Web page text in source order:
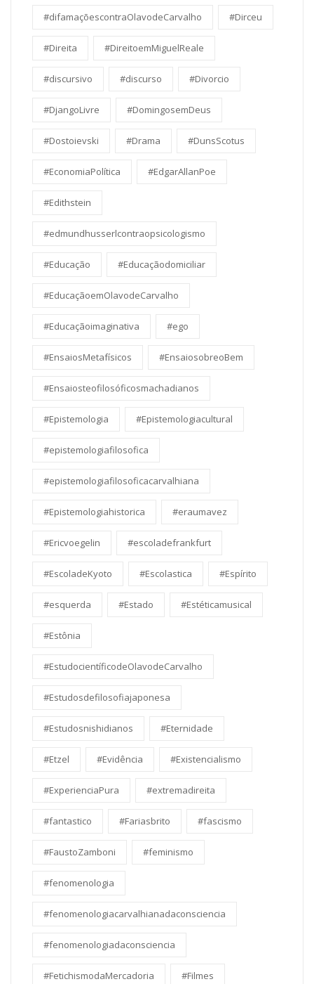
#difamaçõescontraOlavodeCarvalho #Dirceu
#Direita #DireitoemMiguelReale
#discursivo #discurso #Divorcio
#DjangoLivre #DomingosemDeus
#Dostoievski #Drama #DunsScotus
#EconomiaPolítica #EdgarAllanPoe
#Edithstein
#edmundhusserlcontraopsicologismo
#Educação #Educaçãodomiciliar
#EducaçãoemOlavodeCarvalho
#Educaçãoimaginativa #ego
#EnsaiosMetafísicos #EnsaiosobreoBem
#Ensaiosteofilosóficosmachadianos
#Epistemologia #Epistemologiacultural
#epistemologiafilosofica
#epistemologiafilosoficacarvalhiana
#Epistemologiahistorica #eraumavez
#Ericvoegelin #escoladefrankfurt
#EscoladeKyoto #Escolastica #Espírito
#esquerda #Estado #Estéticamusical
#Estônia
#EstudocientíficodeOlavodeCarvalho
#Estudosdefilosofiajaponesa
#Estudosnishidianos #Eternidade
#Etzel #Evidência #Existencialismo
#ExperienciaPura #extremadireita
#fantastico #Fariasbrito #fascismo
#FaustoZamboni #feminismo
#fenomenologia
#fenomenologiacarvalhianadaconsciencia
#fenomenologiadaconsciencia
#FetichismodaMercadoria #Filmes